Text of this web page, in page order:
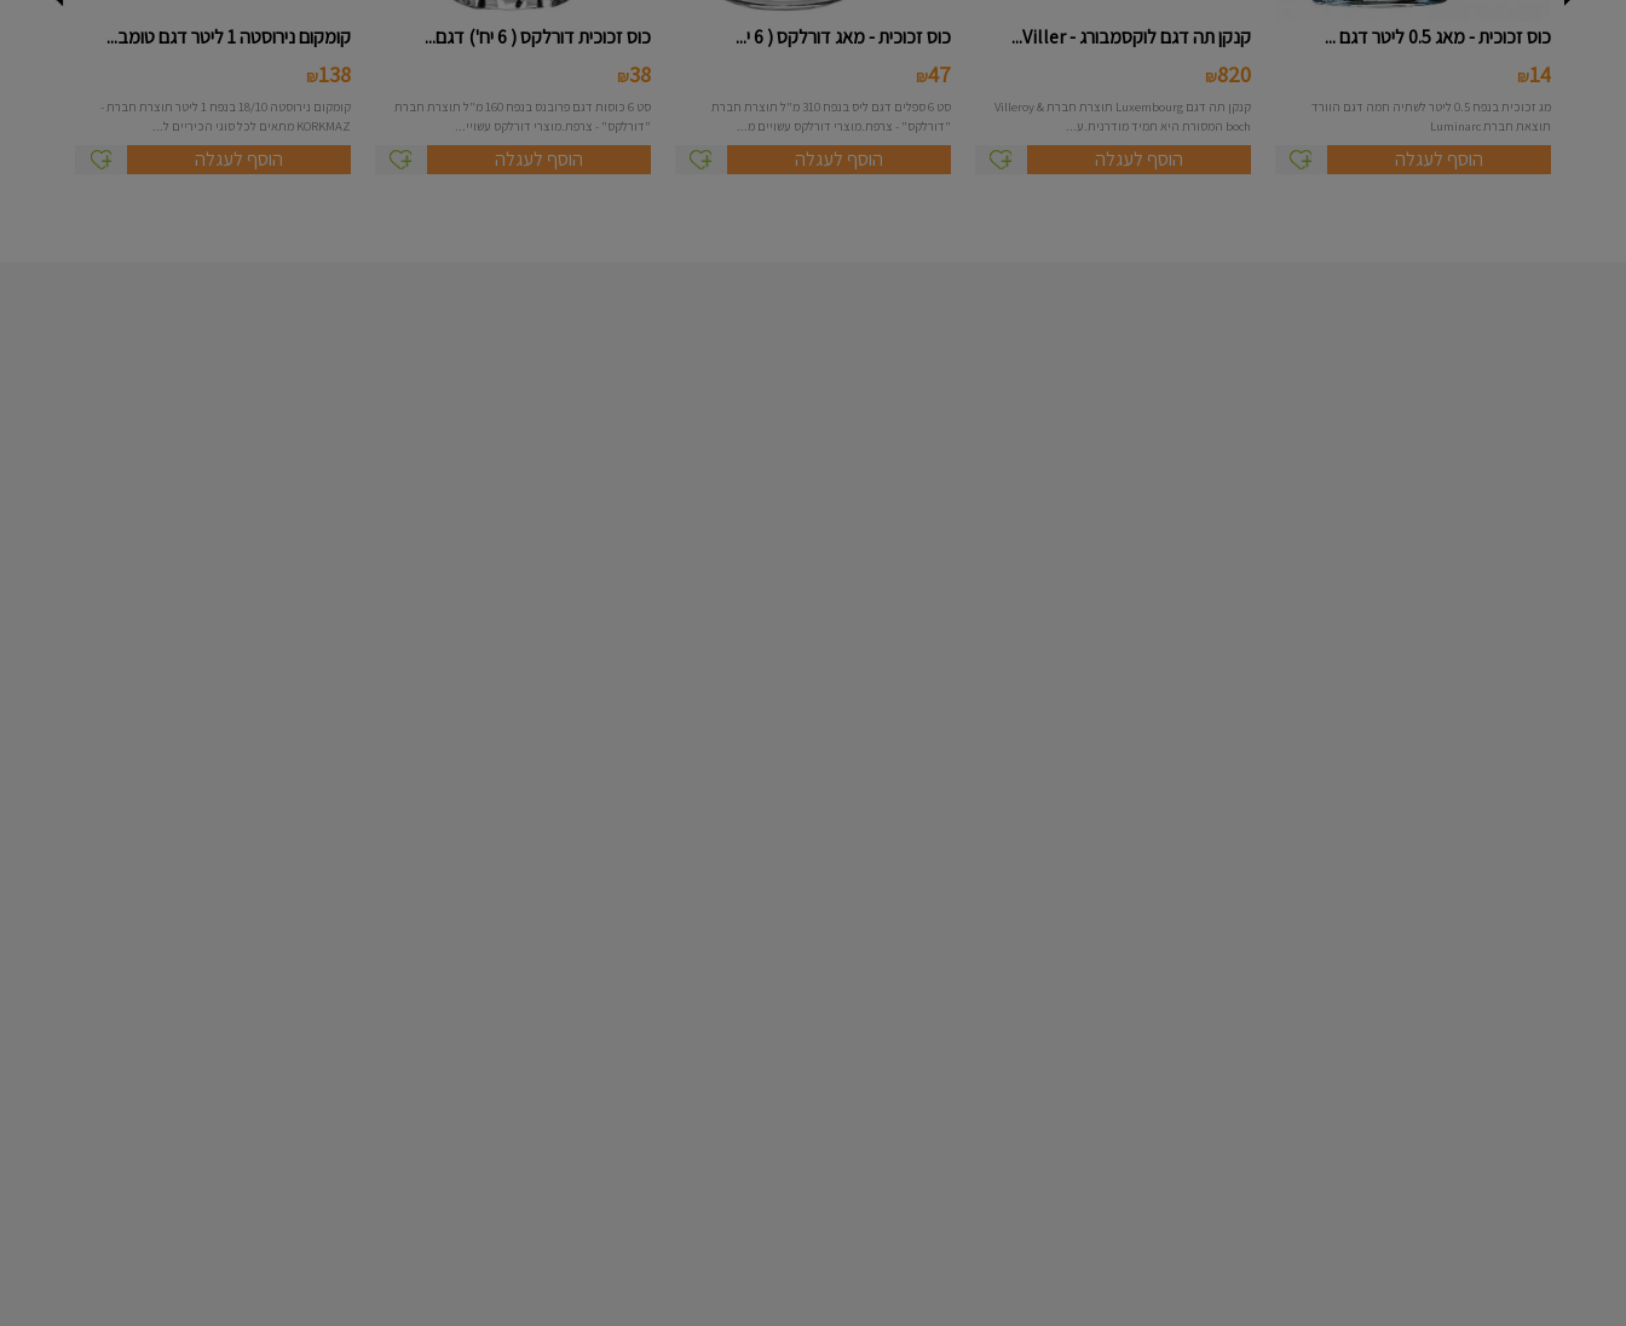
כוס זכוכית - מאג 0.5 ליטר דגם ...
14
₪
מג זכוכית בנפח 0.5 ליטר לשתיה חמה דגם הוורד
תוצאת חברת Luminarc
הוסף לעגלה
קנקן תה דגם לוקסמבורג - Viller...
820
₪
קנקן תה דגם Luxembourg תוצרת חברת Villeroy &
boch המסורת היא תמיד מודרנית.ע...
הוסף לעגלה
כוס זכוכית - מאג דורלקס ( 6 י...
47
₪
סט 6 ספלים דגם ליס בנפח 310 מ"ל תוצרת חברת
"דורלקס" - צרפת.מוצרי דורלקס עשויים מ...
הוסף לעגלה
כוס זכוכית דורלקס ( 6 יח') דגם...
38
₪
סט 6 כוסות דגם פרובנס בנפח 160 מ"ל תוצרת חברת
"דורלקס" - צרפת.מוצרי דורלקס עשויי...
הוסף לעגלה
קומקום נירוסטה 1 ליטר דגם טומב...
138
₪
קומקום נירוסטה 18/10 בנפח 1 ליטר תוצרת חברת -
KORKMAZ מתאים לכל סוגי הכיריים ל...
הוסף לעגלה